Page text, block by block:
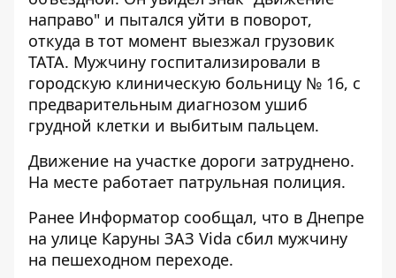
направо" и пытался уйти в поворот,
откуда в тот момент выезжал грузовик
ТАТА. Мужчину госпитализировали в
городскую клиническую больницу № 16, с
предварительным диагнозом ушиб
грудной клетки и выбитым пальцем.
Движение на участке дороги затруднено.
На месте работает патрульная полиция.
Ранее Информатор сообщал, что в Днепре
на улице Каруны ЗАЗ Vida сбил мужчину
на пешеходном переходе.